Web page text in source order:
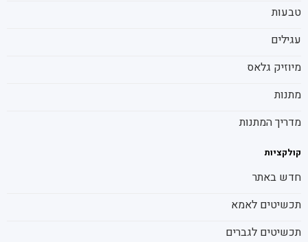
טבעות
עגילים
מיוזיק גלאס
מתנות
מדריך המתנות
קולקציות
חדש באתר
תכשיטים לאמא
תכשיטים לגברים